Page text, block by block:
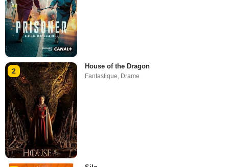
2
House of the Dragon
Fantastique, Drame